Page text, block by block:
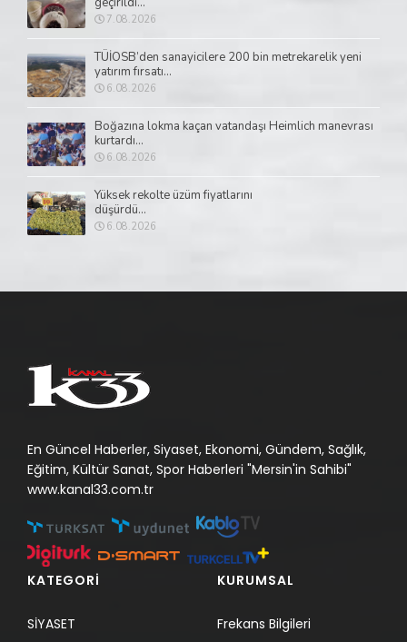
7.08.2026
TÜİOSB’den sanayicilere 200 bin metrekarelik yeni
yatırım fırsatı...
6.08.2026
Boğazına lokma kaçan vatandaşı Heimlich manevrası
kurtardı...
6.08.2026
Yüksek rekolte üzüm fiyatlarını
düşürdü...
6.08.2026
En Güncel Haberler, Siyaset, Ekonomi, Gündem, Sağlık,
Eğitim, Kültür Sanat, Spor Haberleri "Mersin'in Sahibi"
www.kanal33.com.tr
KATEGORİ
SİYASET
KURUMSAL
Frekans Bilgileri